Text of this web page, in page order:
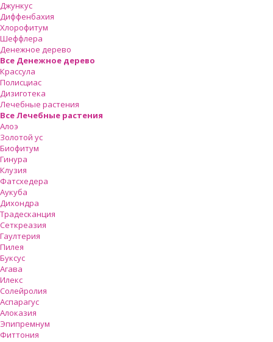
Джункус
Диффенбахия
Хлорофитум
Шеффлера
Денежное дерево
Все Денежное дерево
Крассула
Полисциас
Дизиготека
Лечебные растения
Все Лечебные растения
Алоэ
Золотой ус
Биофитум
Гинура
Клузия
Фатсхедера
Аукуба
Дихондра
Традесканция
Сеткреазия
Гаултерия
Пилея
Буксус
Агава
Илекс
Солейролия
Аспарагус
Алоказия
Эпипремнум
Фиттония